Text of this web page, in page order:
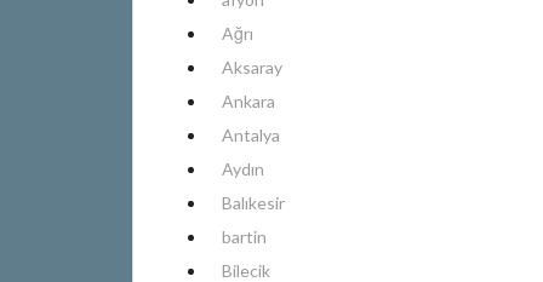
Ağrı
Aksaray
Ankara
Antalya
Aydın
Balıkesir
bartin
Bilecik